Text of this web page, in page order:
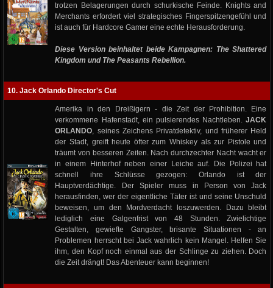
trotzen Belagerungen durch schurkische Feinde. Knights and
Merchants erfordert viel strategisches Fingerspitzengefühl und
ist auch für Hardcore Gamer eine echte Herausforderung.
Diese Version beinhaltet beide Kampagnen: The Shattered
Kingdom und The Peasants Rebellion.
10. Jack Orlando Director's Cut
Amerika in den Dreißigern - die Zeit der Prohibition. Eine
verkommene Hafenstadt, ein pulsierendes Nachtleben.JACK
ORLANDO, seines Zeichens Privatdetektiv, und früherer Held
der Stadt, greift heute öfter zum Whiskey als zur Pistole und
träumt von besseren Zeiten. Nach durchzechter Nacht wacht er
in einem Hinterhof neben einer Leiche auf. Die Polizei hat
schnell ihre Schlüsse gezogen: Orlando ist der
Hauptverdächtige. Der Spieler muss in Person von Jack
herausfinden, wer der eigentliche Täter ist und seine Unschuld
beweisen, um den Mordverdacht loszuwerden. Dazu bleibt
lediglich eine Galgenfrist von 48 Stunden. Zwielichtige
Gestalten, gewiefte Gangster, brisante Situationen - an
Problemen herrscht bei Jack wahrlich kein Mangel. Helfen Sie
ihm, den Kopf noch einmal aus der Schlinge zu ziehen. Doch
die Zeit drängt! Das Abenteuer kann beginnen!